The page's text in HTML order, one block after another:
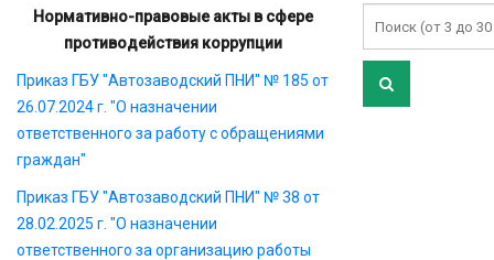
Нормативно-правовые акты в сфере
противодействия коррупции
Приказ ГБУ "Автозаводский ПНИ" № 185 от
26.07.2024 г. "О назначении
ответственного за работу с обращениями
граждан"
Приказ ГБУ "Автозаводский ПНИ" № 38 от
28.02.2025 г. "О назначении
ответственного за организацию работы